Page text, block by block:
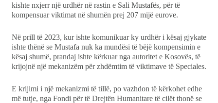
kishte nxjerr një urdhër në rastin e Sali Mustafës, për të
kompensuar viktimat në shumën prej 207 mijë eurove.
Në prill të 2023, kur ishte komunikuar ky urdhër i kësaj gjykate
ishte thënë se Mustafa nuk ka mundësi të bëjë kompensimin e
kësaj shumë, prandaj ishte kërkuar nga autoritet e Kosovës, të
krijojnë një mekanizëm për zhdëmtim të viktimave të Speciales.
E krijimi i një mekanizmi të tillë, po vazhdon të kërkohet edhe
më tutje, nga Fondi për të Drejtën Humanitare të cilët thonë se